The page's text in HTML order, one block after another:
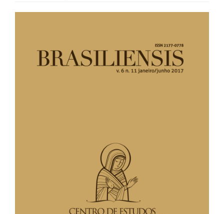
artigos